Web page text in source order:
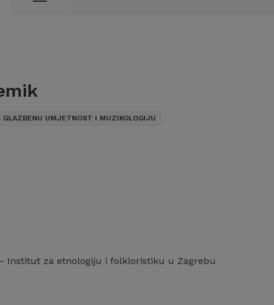
GLAZBENU UMJETNOST I MUZIKOLOGIJU
Institut za etnologiju i folkloristiku u Zagrebu